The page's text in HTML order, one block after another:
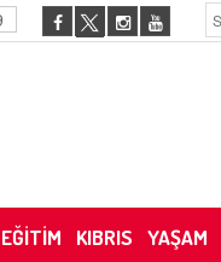
EĞİTİM KIBRIS YAŞAM